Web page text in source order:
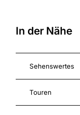
In der Nähe
Sehenswertes
Touren